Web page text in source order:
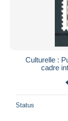
Culturelle :
cadre
Status